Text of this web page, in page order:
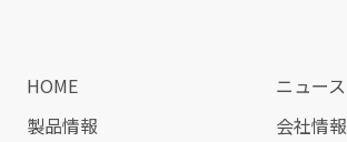
HOME
製品情報
ニュース
会社情報